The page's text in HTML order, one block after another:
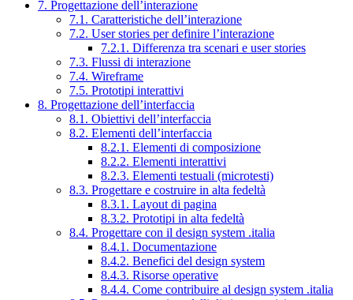
7. Progettazione dell’interazione
7.1. Caratteristiche dell’interazione
7.2. User stories per definire l’interazione
7.2.1. Differenza tra scenari e user stories
7.3. Flussi di interazione
7.4. Wireframe
7.5. Prototipi interattivi
8. Progettazione dell’interfaccia
8.1. Obiettivi dell’interfaccia
8.2. Elementi dell’interfaccia
8.2.1. Elementi di composizione
8.2.2. Elementi interattivi
8.2.3. Elementi testuali (microtesti)
8.3. Progettare e costruire in alta fedeltà
8.3.1. Layout di pagina
8.3.2. Prototipi in alta fedeltà
8.4. Progettare con il design system .italia
8.4.1. Documentazione
8.4.2. Benefici del design system
8.4.3. Risorse operative
8.4.4. Come contribuire al design system .italia